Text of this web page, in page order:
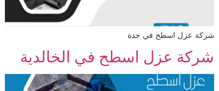
شركة عزل اسطح في جدة
شركة عزل اسطح في الخالدية